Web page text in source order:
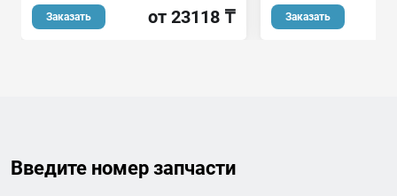
Заказать от 23118 ₸ Заказать
Введите номер запчасти